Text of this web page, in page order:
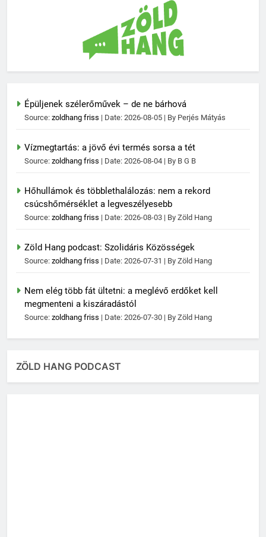
Épüljenek szélerőművek – de ne bárhová
Source: zoldhang friss Date: 2026-08-05 By Perjés Mátyás
Vízmegtartás: a jövő évi termés sorsa a tét
Source: zoldhang friss Date: 2026-08-04 By B G B
Hőhullámok és többlethalálozás: nem a rekord
csúcshőmérséklet a legveszélyesebb
Source: zoldhang friss Date: 2026-08-03 By Zöld Hang
Zöld Hang podcast: Szolidáris Közösségek
Source: zoldhang friss Date: 2026-07-31 By Zöld Hang
Nem elég több fát ültetni: a meglévő erdőket kell
megmenteni a kiszáradástól
Source: zoldhang friss Date: 2026-07-30 By Zöld Hang
ZÖLD HANG PODCAST